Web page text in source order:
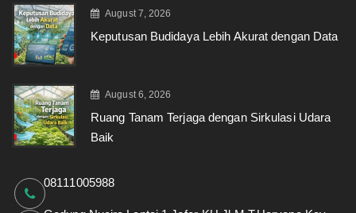
August 7, 2026
Keputusan Budidaya Lebih Akurat dengan Data
August 6, 2026
Ruang Tanam Terjaga dengan Sirkulasi Udara
Baik
08111005988